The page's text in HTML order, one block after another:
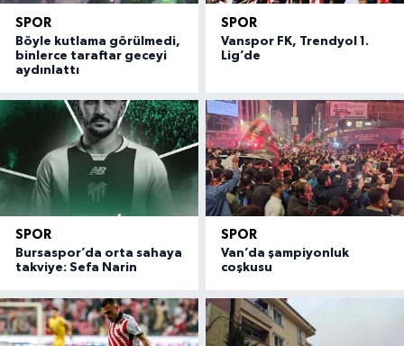
SPOR
Böyle kutlama görülmedi,
binlerce taraftar geceyi
aydınlattı
SPOR
Vanspor FK, Trendyol 1.
Lig’de
SPOR
Bursaspor’da orta sahaya
takviye: Sefa Narin
SPOR
Van’da şampiyonluk
coşkusu